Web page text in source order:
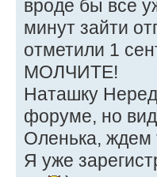
вроде бы все
минут зайти
отметили 1
МОЛЧИТЕ!
Наташку
форуме, но
Оленька, ждем
Я уже